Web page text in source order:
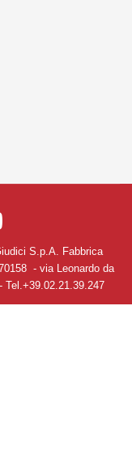
S.p.A. Fabbrica
- via Leonardo da
Tel.+39.02.21.39.247